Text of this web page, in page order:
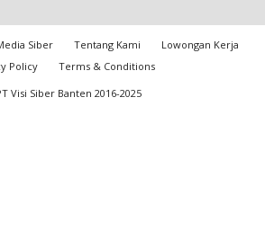
Siber Tentang Kami
Lowongan Kerja
Policy
Terms & Conditions
Visi Siber Banten 2016-2025